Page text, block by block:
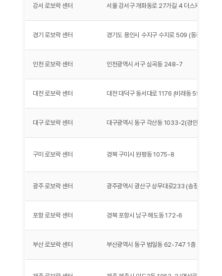
강서 로보락 센터 서울 강서구 개화동로 27가길 4 더스카이2 1층
경기 로보락 센터 경기도 용인시 수지구 수지로 509 (동천동
인천 로보락 센터 인천광역시 서구 심곡동 248-7
대전 로보락 센터 대전 대덕구 동서대로 1176 (비래동 555-15)
대구 로보락 센터 대구광역시 동구 각산동 1033-2(경안로 855)
구미 로보락 센터 경북 구미시 원평동 1075-8
광주 로보락 센터 광주광역시 광산구 상무대로233 (송정동 1360)
포항 로보락 센터 경북 포항시 남구 해도동 172-6
부산 로보락 센터 부산광역시 동구 범일동 62-747 1층